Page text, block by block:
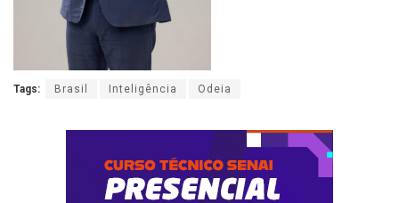
Tags: Brasil Inteligência Odeia